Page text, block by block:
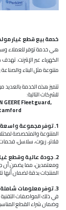
خدمة بيع قطع غيار
هي خدمة توفر للعملاء
الكهرباء عبر الإنترنت.
متنوعة مثل البناء
تتميز هذه الخدمة بالعديد
للشركات التالية:
GEERE Fleetguard,
1. توفر مجموعة واسعة من القطع
المتنوعة والمتخصصة
فلاتر، زيوت، سلاسل،
2. جودة عالية وقطع غيار أصلية:
ومعتمدين، مما يضمن أن
المنتجات بدقة لضمان أنها
3. توفر معلومات شاملة:
في ذلك المواصفات
وضمان شراء القطع